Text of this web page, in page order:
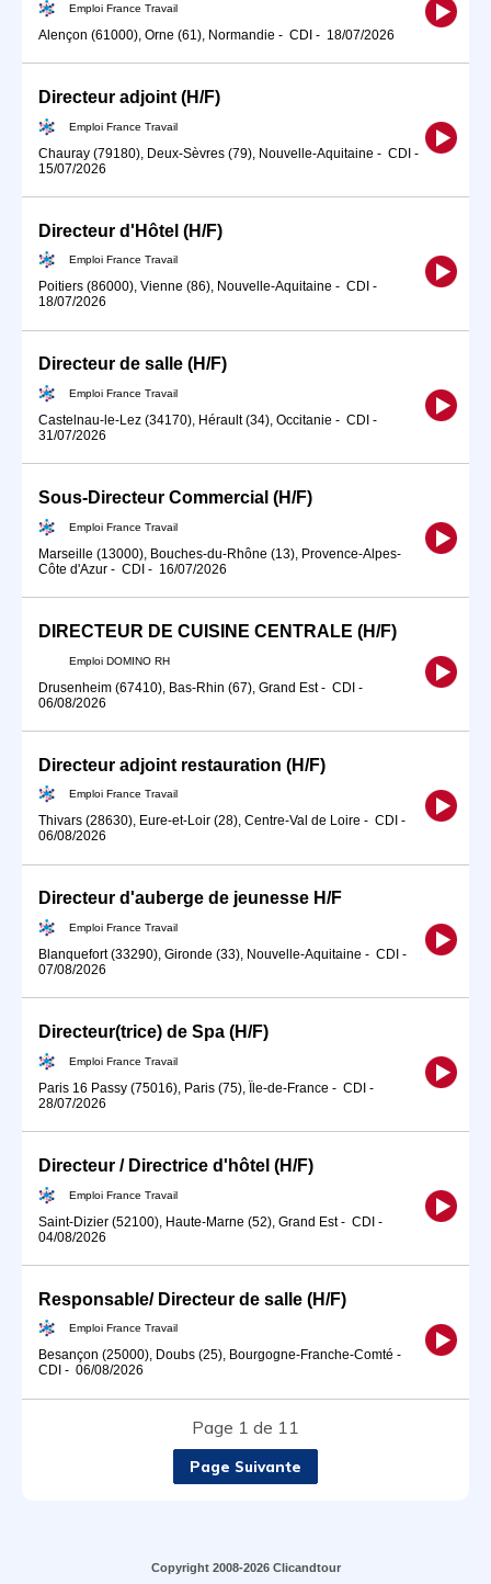
Emploi France Travail
Alençon (61000), Orne (61), Normandie - CDI - 18/07/2026
Directeur adjoint (H/F)
Emploi France Travail
Chauray (79180), Deux-Sèvres (79), Nouvelle-Aquitaine - CDI -
15/07/2026
Directeur d'Hôtel (H/F)
Emploi France Travail
Poitiers (86000), Vienne (86), Nouvelle-Aquitaine - CDI -
18/07/2026
Directeur de salle (H/F)
Emploi France Travail
Castelnau-le-Lez (34170), Hérault (34), Occitanie - CDI -
31/07/2026
Sous-Directeur Commercial (H/F)
Emploi France Travail
Marseille (13000), Bouches-du-Rhône (13), Provence-Alpes-
Côte d'Azur - CDI - 16/07/2026
DIRECTEUR DE CUISINE CENTRALE (H/F)
Emploi DOMINO RH
Drusenheim (67410), Bas-Rhin (67), Grand Est- CDI -
06/08/2026
Directeur adjoint restauration (H/F)
Emploi France Travail
Thivars (28630), Eure-et-Loir (28), Centre-Val de Loire - CDI -
06/08/2026
Directeur d'auberge de jeunesse H/F
Emploi France Travail
Blanquefort (33290), Gironde (33), Nouvelle-Aquitaine - CDI -
07/08/2026
Directeur(trice) de Spa (H/F)
Emploi France Travail
Paris 16 Passy (75016), Paris (75), Île-de-France - CDI -
28/07/2026
Directeur / Directrice d'hôtel (H/F)
Emploi France Travail
Saint-Dizier (52100), Haute-Marne (52), Grand Est- CDI -
04/08/2026
Responsable/ Directeur de salle (H/F)
Emploi France Travail
Besançon (25000), Doubs (25), Bourgogne-Franche-Comté -
CDI - 06/08/2026
Page 1 de 11
Page Suivante
Copyright 2008-2026 Clicandtour